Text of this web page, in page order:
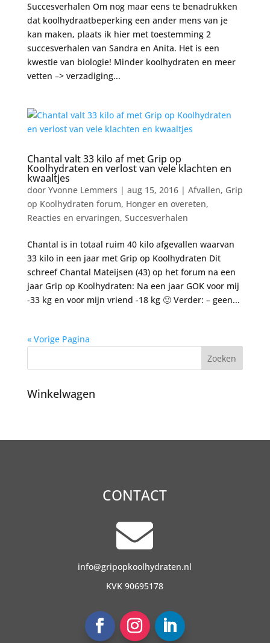
Succesverhalen Om nog maar eens te benadrukken
dat koolhydraatbeperking een ander mens van je
kan maken, plaats ik hier met toestemming 2
succesverhalen van Sandra en Anita. Het is een
kwestie van biologie! Minder koolhydraten en meer
vetten –> verzadiging...
Chantal valt 33 kilo af met Grip op
Koolhydraten en verlost van vele klachten en
kwaaltjes
door Yvonne Lemmers | aug 15, 2016| Afvallen, Grip
op Koolhydraten forum, Honger en overeten,
Reacties en ervaringen, Succesverhalen
Chantal is in totaal ruim 40 kilo afgevallen waarvan
33 kilo in een jaar met Grip op Koolhydraten Dit
schreef Chantal Mateijsen (43) op het forum na een
jaar Grip op Koolhydraten: Na een jaar GOK voor mij
-33 kg en voor mijn vriend -18 kg 🙂 Verder: – geen...
« Vorige Pagina
Winkelwagen
CONTACT

info@gripopkoolhydraten.nl
KVK 90695178